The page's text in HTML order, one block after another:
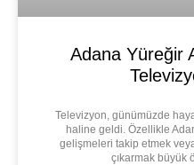
Adana Yüreğir
Televizyon, günümüzde
haline geldi. Özellikle
gelişmeleri takip etmek
çıkarmak büyük